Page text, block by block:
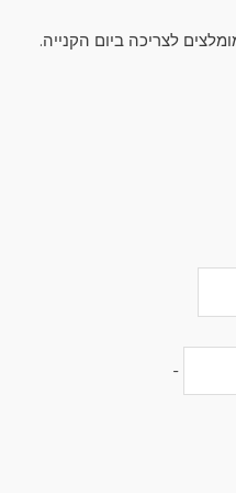
לצריכה ביום הקנייה.
-